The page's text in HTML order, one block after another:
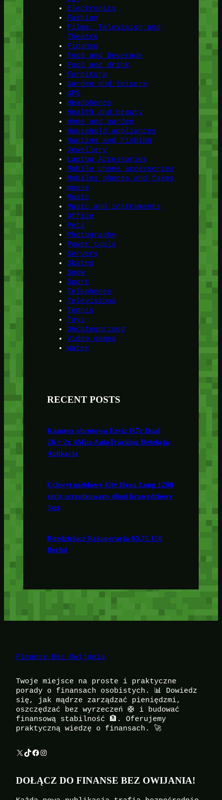
Electronics
Fashion
Films, Television and
Theatre
Finanse
Food and Beverage
Food and drink
Furniture
Garden and leisure
GPS
Headphones
Health and beauty
Home and garden
Household appliances
Hunting and Fishing
Jewellery
Laptop Accessories
Mobile phone accessories
Mobiles phones and faxes
mouse
Music
Music and instruments
Office
Pets
Photography
Power tools
Servers
Skates
Snow
Sport
Telephones
Televisions
Tennis
Toys
Uncategorised
Video games
Water
RECENT POSTS
Kamera obrotowa Ezviz H7c Dual
2K+ 2x 4Mpx AutoTracking Detekcja
Aplikacja
Uchwyt meblowy Gtv Hexa Long 1200
złoty szczotkowany długi krawędziowy
3szt
Rozdzielacz Rekuperacja 8X75 150
Berluf
Finanse Bez Owijania
Twoje miejsce na proste i praktyczne
porady o finansach osobistych. 📊 Dowiedz
się, jak mądrze zarządzać pieniędzmi,
oszczędzać bez wyrzeczeń 🛟 i budować
finansową stabilność 🏦. Oferujemy
praktyczną wiedzę o finansach. 🚀
X TikTok Facebook Instagram
DOŁĄCZ DO FINANSE BEZ OWIJANIA!